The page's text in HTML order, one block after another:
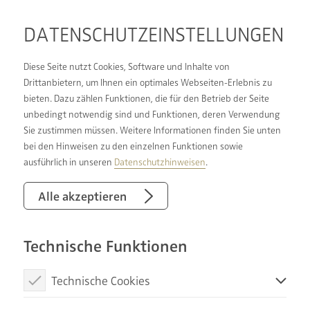
DATENSCHUTZ­EINSTELLUNGEN
Diese Seite nutzt Cookies, Software und Inhalte von
Drittanbietern, um Ihnen ein optimales Webseiten-Erlebnis zu
bieten. Dazu zählen Funktionen, die für den Betrieb der Seite
unbedingt notwendig sind und Funktionen, deren Verwendung
Sie zustimmen müssen. Weitere Informationen finden Sie unten
bei den Hinweisen zu den einzelnen Funktionen sowie
ausführlich in unseren Datenschutzhinweisen.
Alle akzeptieren
Technische Funktionen
Technische Cookies
FÖRDERUNG FÜR
IHREN
HEIZUNGSTAUSCH:
KLIMAFREUNDLICHE
HEIZUNG